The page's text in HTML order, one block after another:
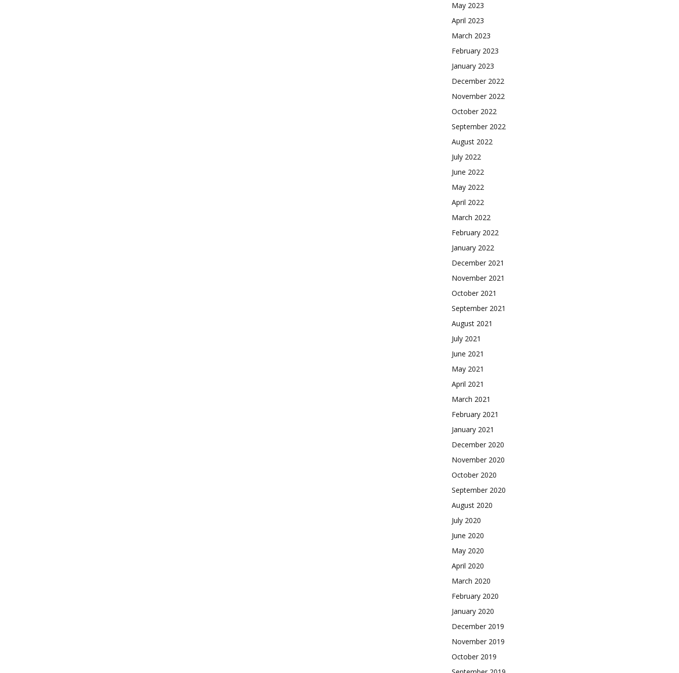
May 2023
April 2023
March 2023
February 2023
January 2023
December 2022
November 2022
October 2022
September 2022
August 2022
July 2022
June 2022
May 2022
April 2022
March 2022
February 2022
January 2022
December 2021
November 2021
October 2021
September 2021
August 2021
July 2021
June 2021
May 2021
April 2021
March 2021
February 2021
January 2021
December 2020
November 2020
October 2020
September 2020
August 2020
July 2020
June 2020
May 2020
April 2020
March 2020
February 2020
January 2020
December 2019
November 2019
October 2019